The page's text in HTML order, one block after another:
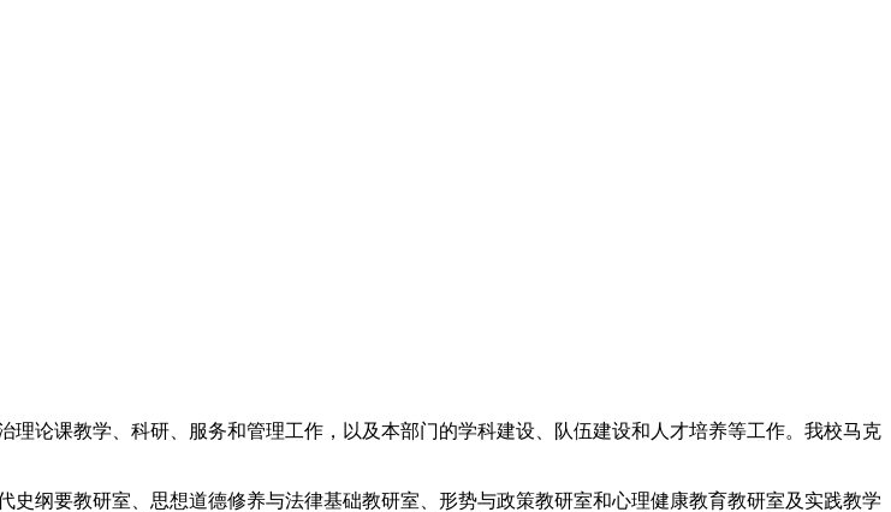
论课教学、科研、服务和管理工作，以及本部门的学科建设、队伍建设和人才培养等工作。我校马克
纲要教研室、思想道德修养与法律基础教研室、形势与政策教研室和心理健康教育教研室及实践教学